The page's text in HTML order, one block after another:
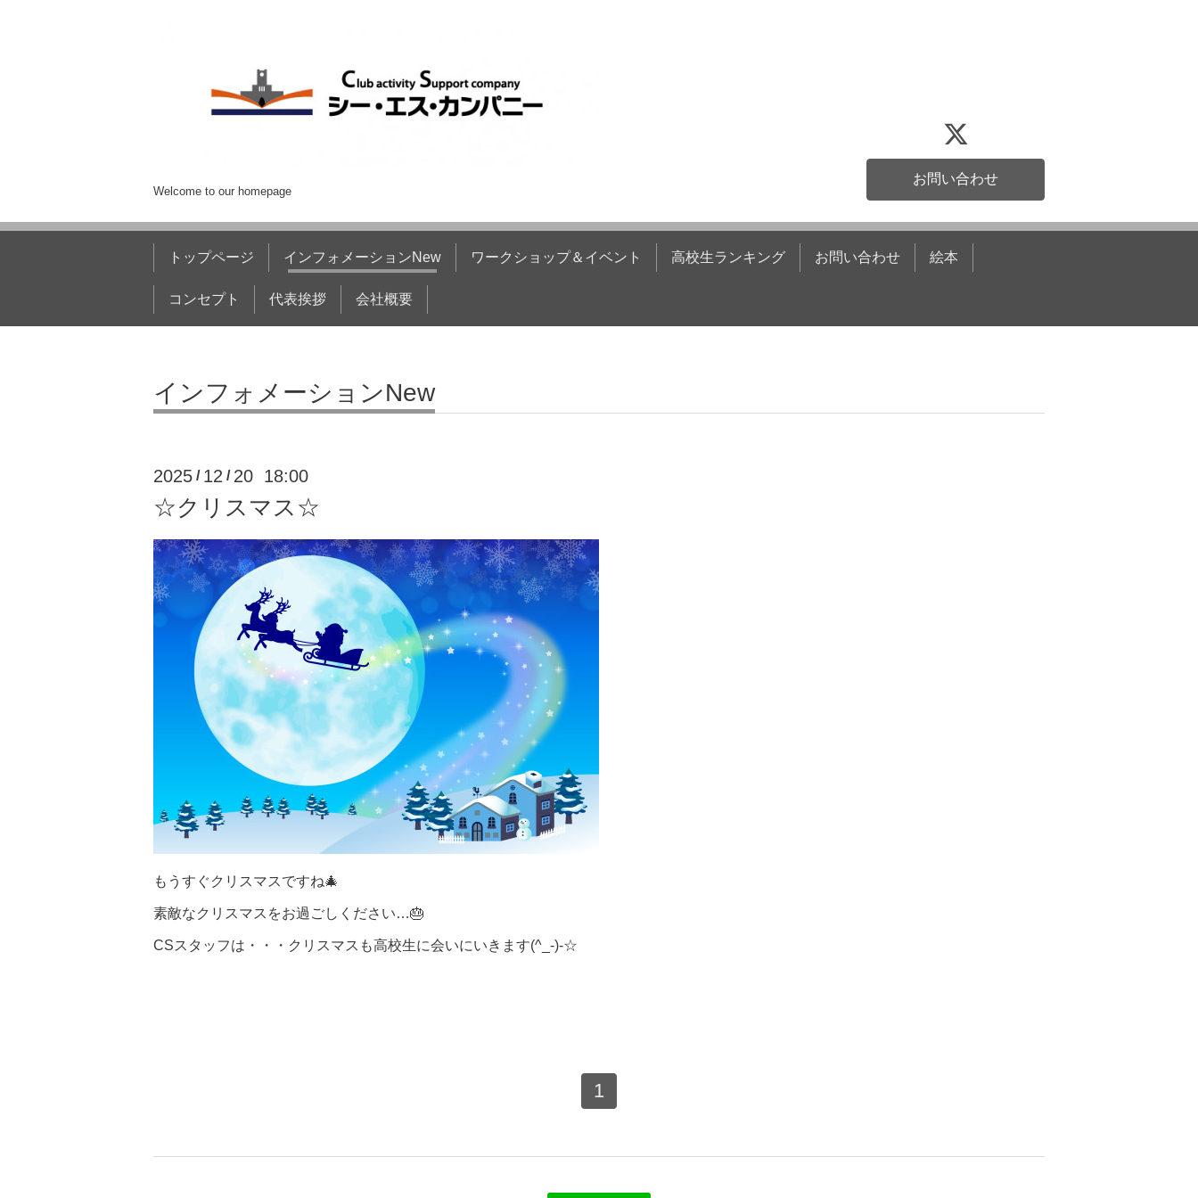
Welcome to our homepage
お問い合わせ
トップページ インフォメーションNew ワークショップ＆イベント 高校生ランキング お問い合わせ 絵本
コンセプト 代表挨拶 会社概要
インフォメーションNew
2025 / 12 / 20 18:00
☆クリスマス☆
もうすぐクリスマスですね🎄
素敵なクリスマスをお過ごしください…🎂
CSスタッフは・・・クリスマスも高校生に会いにいきます(^_-)-☆
1